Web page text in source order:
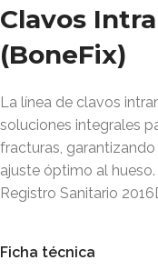
Clavos
(BoneFix)
La línea de clavos
soluciones integrales
fracturas,
ajuste óptimo al hueso
Registro Sanitario
Ficha técnica